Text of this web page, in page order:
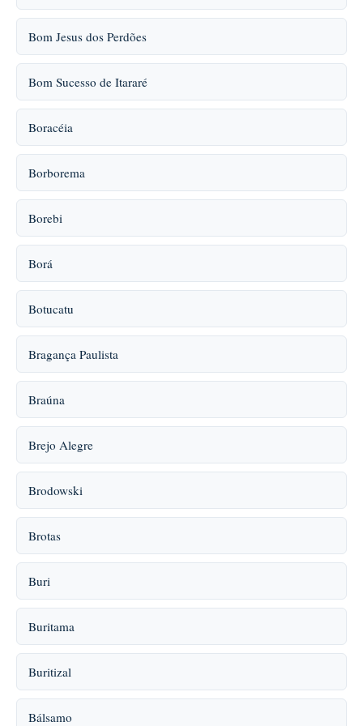
Bom Jesus dos Perdões
Bom Sucesso de Itararé
Boracéia
Borborema
Borebi
Borá
Botucatu
Bragança Paulista
Braúna
Brejo Alegre
Brodowski
Brotas
Buri
Buritama
Buritizal
Bálsamo